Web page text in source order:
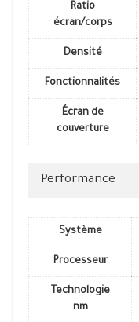
Ratio
écran/corps
Densité
Fonctionnalités
Écran de
couverture
Performance
Système
Processeur
Technologie
nm